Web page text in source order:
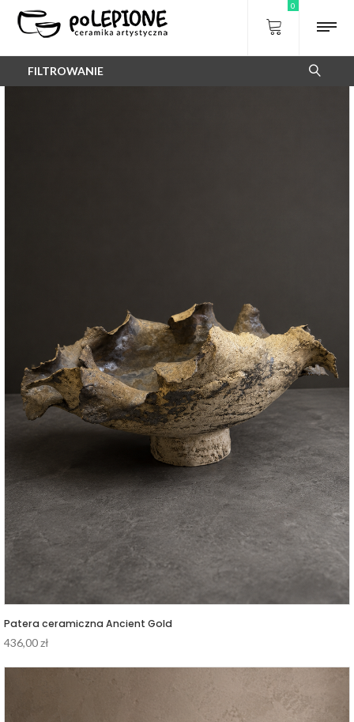
0
FILTROWANIE
Patera ceramiczna Ancient Gold
436,00zł